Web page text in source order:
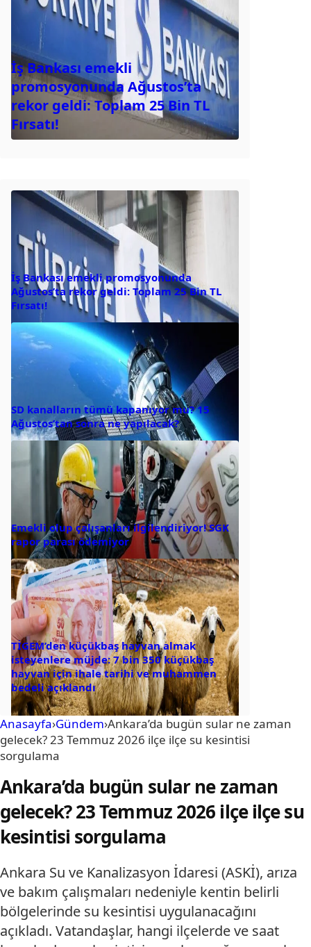
İş Bankası emekli
promosyonunda Ağustos’ta
rekor geldi: Toplam 25 Bin TL
Fırsatı!
İş Bankası emekli promosyonunda
Ağustos’ta rekor geldi: Toplam 25 Bin TL
Fırsatı!
SD kanalların tümü kapanıyor mu? 15
Ağustos’tan sonra ne yapılacak?
Emekli olup çalışanları ilgilendiriyor! SGK
rapor parası ödemiyor
TİGEM’den küçükbaş hayvan almak
isteyenlere müjde: 7 bin 350 küçükbaş
hayvan için ihale tarihi ve muhammen
bedeli açıklandı
Anasayfa›Gündem›Ankara’da bugün sular ne zaman
gelecek? 23 Temmuz 2026 ilçe ilçe su kesintisi
sorgulama
Ankara’da bugün sular ne zaman
gelecek? 23 Temmuz 2026 ilçe ilçe su
kesintisi sorgulama
Ankara Su ve Kanalizasyon İdaresi (ASKİ), arıza
ve bakım çalışmaları nedeniyle kentin belirli
bölgelerinde su kesintisi uygulanacağını
açıkladı. Vatandaşlar, hangi ilçelerde ve saat